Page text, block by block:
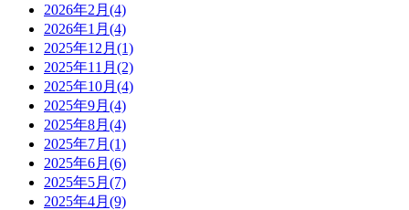
2026年2月(4)
2026年1月(4)
2025年12月(1)
2025年11月(2)
2025年10月(4)
2025年9月(4)
2025年8月(4)
2025年7月(1)
2025年6月(6)
2025年5月(7)
2025年4月(9)